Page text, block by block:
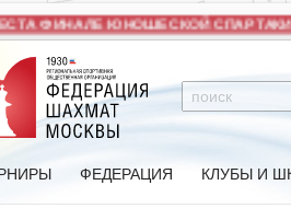
ФИНАЛЕ ЮНОШЕСКОЙ
ФЕДЕРАЦИЯ КЛУБЫ И